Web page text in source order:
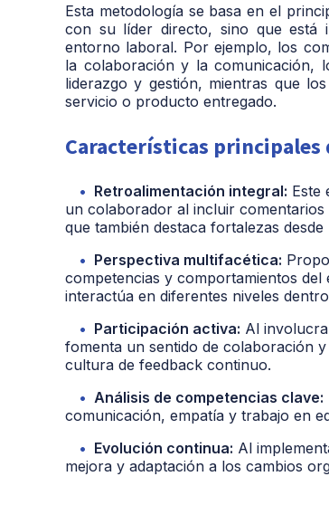
Esta metodología se basa en el
con su líder directo, sino que está
entorno laboral. Por ejemplo, los
la colaboración y la comunicación,
liderazgo y gestión, mientras que
servicio o producto entregado.
Características principales
Retroalimentación integral: Este
un colaborador al incluir comentarios
que también destaca fortalezas
Perspectiva multifacética:
competencias y comportamientos
interactúa en diferentes niveles
Participación activa: Al
fomenta un sentido de colaboración
cultura de feedback continuo.
Análisis de competencias clave:
comunicación, empatía y trabajo en
Evolución continua: Al
mejora y adaptación a los cambios